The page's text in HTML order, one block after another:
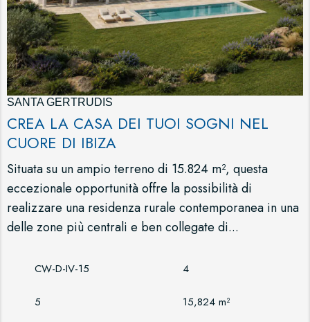
SANTA GERTRUDIS
CREA LA CASA DEI TUOI SOGNI NEL
CUORE DI IBIZA
Situata su un ampio terreno di 15.824 m², questa
eccezionale opportunità offre la possibilità di
realizzare una residenza rurale contemporanea in una
delle zone più centrali e ben collegate di...
CW-D-IV-15 4
5 15,824 m²